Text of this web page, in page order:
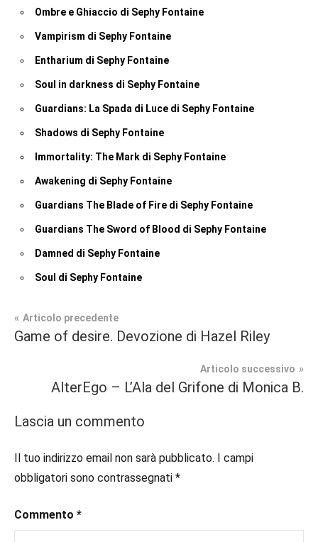
Ombre e Ghiaccio di Sephy Fontaine
Vampirism di Sephy Fontaine
Entharium di Sephy Fontaine
Soul in darkness di Sephy Fontaine
Guardians: La Spada di Luce di Sephy Fontaine
Shadows di Sephy Fontaine
Immortality: The Mark di Sephy Fontaine
Awakening di Sephy Fontaine
Guardians The Blade of Fire di Sephy Fontaine
Guardians The Sword of Blood di Sephy Fontaine
Damned di Sephy Fontaine
Soul di Sephy Fontaine
Tag
#bloggerlife,
#booklover,
#ebook
#inlibreria,
#instalibri,
Recensioni
secondo
Navigazione
Articolo precedente
Game of desire. Devozione di Hazel Riley
Articolo successivo
AlterEgo – L’Ala del Grifone di Monica B.
Lascia un commento
Il tuo indirizzo email non sarà pubblicato.
I campi
obbligatori sono contrassegnati *
Commento *